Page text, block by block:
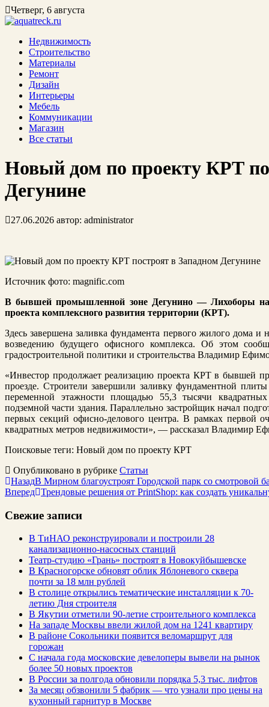
Четверг, 6 августа
Недвижимость
Строительство
Материалы
Ремонт
Дизайн
Интерьеры
Мебель
Коммуникации
Магазин
Все статьи
Новый дом по проекту КРТ
Дегунине
27.06.2026 автор: administrator
Источник фото: magnific.com
В бывшей промышленной зоне Дегунино — Лихоборы на
проекта комплексного развития территории (КРТ).
Здесь завершена заливка фундамента первого жилого дома и
возведению будущего офисного комплекса. Об этом
градостроительной политики и строительства Владимир
«Инвестор продолжает реализацию проекта КРТ в бывшей
проезде. Строители завершили заливку фундаментной
переменной этажности площадью 55,3 тысячи
подземной части здания. Параллельно застройщик начал
первых секций офисно-делового центра. В рамках первой
квадратных метров недвижимости», — рассказал Владимир
Поисковые теги: Новый дом по проекту КРТ
Опубликовано в рубрике Статьи
НазадВ Мирном благоустроят Городской парк со смотровой
Вперед Трендовые решения от PrintShop: как создать
Свежие записи
В ТиНАО реконструировали и построили 28
канализационно-насосных станций
Театр-студию «Грань» построят в Новокуйбышевске
В Красногорске обновят облик Яблоневого сквера
почти за 18 млн рублей
В столице открылись тематические инсталляции к 70-
летию Дня строителя
В Якутии отметили 90-летие строительного комплекса
На западе Москвы ввели жилой дом на 1241 квартиру
В районе Сокольники появится веломаршрут для
горожан
С начала года московские девелоперы вывели на рынок
более 50 новых проектов
В России за полгода обновили порядка 5,3 тыс. лифтов
За месяц обзвонили 5 фабрик — что узнали про цены на
кухонный гарнитур в Москве